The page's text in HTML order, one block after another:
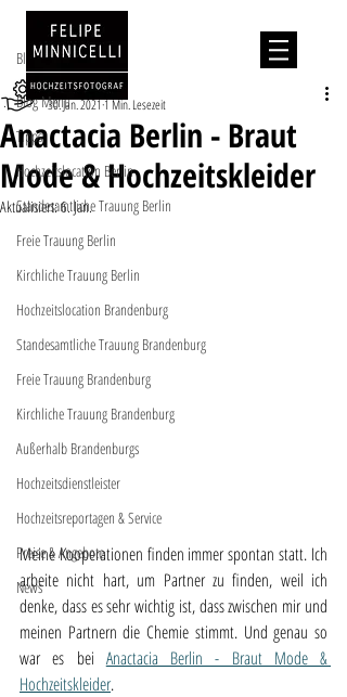
Beitrag
Blog Menu
Tipps
Hochzeitslocation Berlin
Standesamtliche Trauung Berlin
Freie Trauung Berlin
Kirchliche Trauung Berlin
Hochzeitslocation Brandenburg
Standesamtliche Trauung Brandenburg
Freie Trauung Brandenburg
Kirchliche Trauung Brandenburg
Außerhalb Brandenburgs
Hochzeitsdienstleister
Hochzeitsreportagen & Service
Preise & Angebote
News
Blog Menu
Anactacia Berlin - Braut
Mode & Hochzeitskleider
Dienstleister
30. Jan. 20211 Min. Lesezeit
Aktualisiert:6. Jan.
Meine Kooperationen finden immer spontan statt. Ich
arbeite nicht hart, um Partner zu finden, weil ich
denke, dass es sehr wichtig ist, dass zwischen mir und
meinen Partnern die Chemie stimmt. Und genau so
war es bei Anactacia Berlin - Braut Mode &
Hochzeitskleider.